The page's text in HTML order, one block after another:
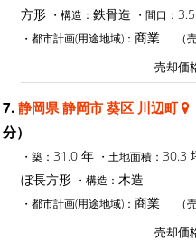
方形 ・構造： 鉄骨造 ・間口：
・都市計画(用途地域)： 商業 （
売却価
7. 静岡県 静岡市 葵区 川辺町
分）
・築： 31.0 年 ・土地面積： 30.3
ぼ長方形 ・構造： 木造
・都市計画(用途地域)： 商業 （
売却価